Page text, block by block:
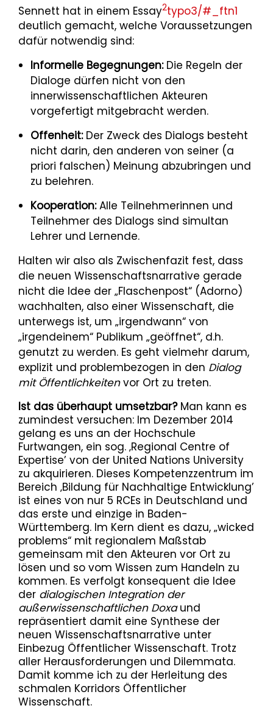
Sennett hat in einem Essay2typo3/#_ftn1
deutlich gemacht, welche Voraussetzungen
dafür notwendig sind:
Informelle Begegnungen:Die Regeln der
Dialoge dürfen nicht von den
innerwissenschaftlichen Akteuren
vorgefertigt mitgebracht werden.
Offenheit:Der Zweck des Dialogs besteht
nicht darin, den anderen von seiner (a
priori falschen) Meinung abzubringen und
zu belehren.
Kooperation:Alle Teilnehmerinnen und
Teilnehmer des Dialogs sind simultan
Lehrer und Lernende.
Halten wir also als Zwischenfazit fest, dass
die neuen Wissenschaftsnarrative gerade
nicht die Idee der „Flaschenpost“ (Adorno)
wachhalten, also einer Wissenschaft, die
unterwegs ist, um „irgendwann“ von
„irgendeinem“ Publikum „geöffnet“, d.h.
genutzt zu werden. Es geht vielmehr darum,
explizit und problembezogen in den Dialog
mit Öffentlichkeitenvor Ort zu treten.
Ist das überhaupt umsetzbar?Man kann es
zumindest versuchen: Im Dezember 2014
gelang es uns an der Hochschule
Furtwangen, ein sog. ‚Regional Centre of
Expertise’ von der United Nations University
zu akquirieren. Dieses Kompetenzzentrum im
Bereich ‚Bildung für Nachhaltige Entwicklung’
ist eines von nur 5 RCEs in Deutschland und
das erste und einzige in Baden-
Württemberg. Im Kern dient es dazu, „wicked
problems“ mit regionalem Maßstab
gemeinsam mit den Akteuren vor Ort zu
lösen und so vom Wissen zum Handeln zu
kommen. Es verfolgt konsequent die Idee
der dialogischen Integration der
außerwissenschaftlichen Doxaund
repräsentiert damit eine Synthese der
neuen Wissenschaftsnarrative unter
Einbezug Öffentlicher Wissenschaft. Trotz
aller Herausforderungen und Dilemmata.
Damit komme ich zu der Herleitung des
schmalen Korridors Öffentlicher
Wissenschaft.